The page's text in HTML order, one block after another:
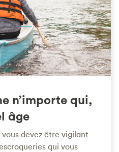
n’importe qui,
âge
devez être vigilant
qui vous